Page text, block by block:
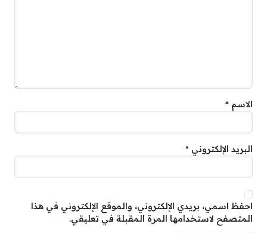
الاسم *
البريد الإلكتروني *
احفظ اسمي، بريدي الإلكتروني، والموقع الإلكتروني في هذا
المتصفح لاستخدامها المرة المقبلة في تعليقي.